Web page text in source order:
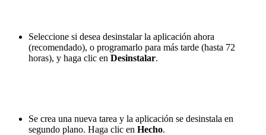
Seleccione si desea desinstalar la aplicación ahora
(recomendado), o programarlo para más tarde (hasta 72
horas), y haga clic en Desinstalar.
Se crea una nueva tarea y la aplicación se desinstala en
segundo plano. Haga clic en Hecho.